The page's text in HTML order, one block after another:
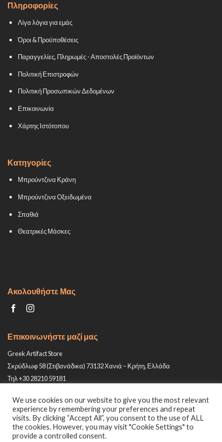
Πληροφορίες
Λίγα λόγια για εμάς
Όροι & Προϋποθέσεις
Παραγγελίες, Πληρωμές - Αποστολές Προϊόντων
Πολιτική Επιστροφών
Πολιτική Προσωπικών Δεδομένων
Επικοινωνία
Χάρτης Ιστότοπου
Κατηγορίες
Μπρούντζινα Κράνη
Μπρούντζινα Οξειδωμένα
Σπαθιά
Θεατρικές Μάσκες
Ακολουθήστε Μας
Επικοινωνήστε μαζί μας
Greek Artifact Store
Σκρύδλωφ 58 (Στιβανάδικα) 73132 Χανιά – Κρήτη, Ελλάδα
Τηλ +30 28210 59181
We use cookies on our website to give you the most relevant
experience by remembering your preferences and repeat
visits. By clicking “Accept All”, you consent to the use of ALL
the cookies. However, you may visit "Cookie Settings" to
provide a controlled consent.